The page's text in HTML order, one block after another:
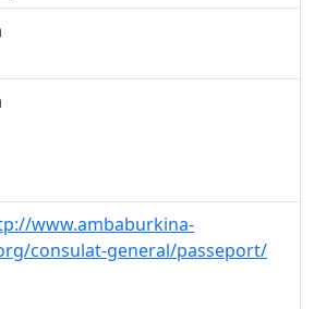
www.ambaburkina-
consulat-general/passeport/